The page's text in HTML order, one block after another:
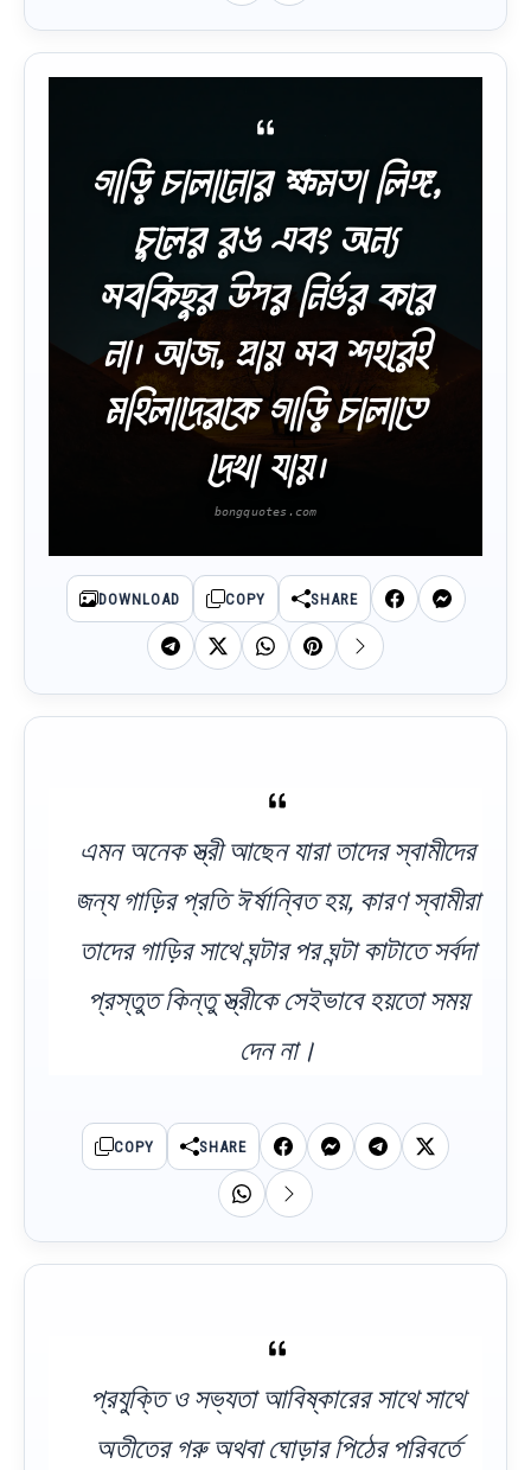
গাড়ি চালানোর ক্ষমতা লিঙ্গ,
চুলের রঙ এবং অন্য
সবকিছুর উপর নির্ভর করে
না। আজ, প্রায় সব শহরেই
মহিলাদেরকে গাড়ি চালাতে
দেখা যায়।
DOWNLOAD COPY SHARE
এমন অনেক স্ত্রী আছেন যারা তাদের স্বামীদের
জন্য গাড়ির প্রতি ঈর্ষান্বিত হয়, কারণ স্বামীরা
তাদের গাড়ির সাথে ঘন্টার পর ঘন্টা কাটাতে সর্বদা
প্রস্তুত কিন্তু স্ত্রীকে সেইভাবে হয়তো সময়
দেন না।
COPY SHARE
প্রযুক্তি ও সভ্যতা আবিষ্কারের সাথে সাথে
অতীতের গরু অথবা ঘোড়ার পিঠের পরিবর্তে